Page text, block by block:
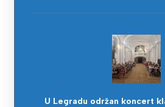
U Legradu održan koncert